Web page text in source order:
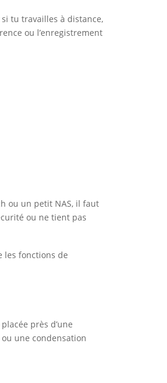
tu travailles à distance,
ou l’enregistrement
ou un petit NAS, il faut
ou ne tient pas
les fonctions de
près d’une
une condensation